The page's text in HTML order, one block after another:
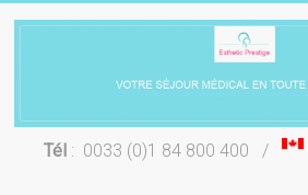
Chirurgie
Tél: 0033 (0)1 84 800 400 /